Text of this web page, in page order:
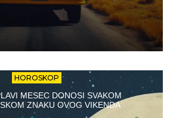
HOROSKOP
MESEC DONOSI SVAKOM
ZNAKU OVOG VIKENDA